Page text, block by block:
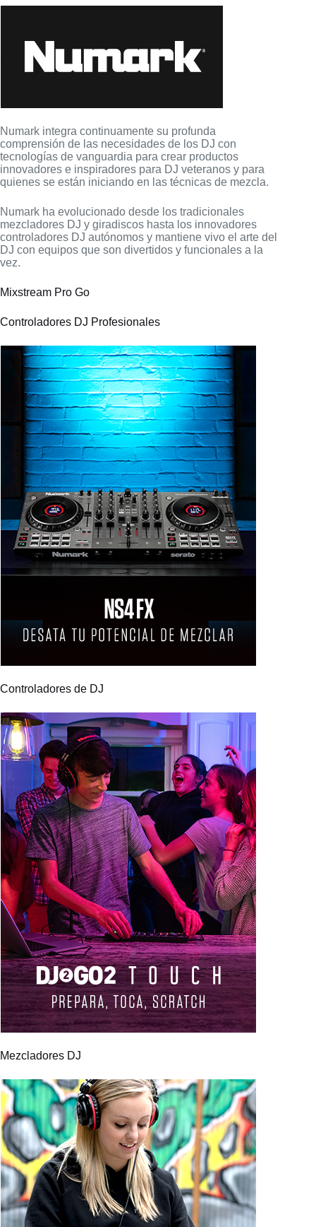
Numark integra continuamente su profunda
comprensión de las necesidades de los DJ con
tecnologías de vanguardia para crear productos
innovadores e inspiradores para DJ veteranos y para
quienes se están iniciando en las técnicas de mezcla.
Numark ha evolucionado desde los tradicionales
mezcladores DJ y giradiscos hasta los innovadores
controladores DJ autónomos y mantiene vivo el arte del
DJ con equipos que son divertidos y funcionales a la
vez.
Mixstream Pro Go
Controladores DJ Profesionales
Controladores de DJ
Mezcladores DJ